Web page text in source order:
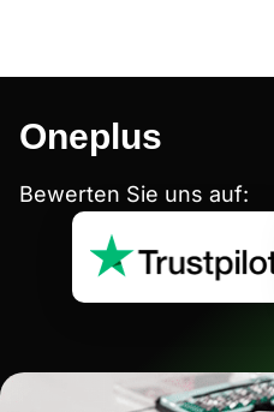
Oneplus
Bewerten Sie uns auf: